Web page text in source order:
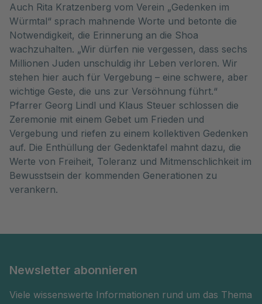
Auch Rita Kratzenberg vom Verein „Gedenken im
Würmtal“ sprach mahnende Worte und betonte die
Notwendigkeit, die Erinnerung an die Shoa
wachzuhalten. „Wir dürfen nie vergessen, dass sechs
Millionen Juden unschuldig ihr Leben verloren. Wir
stehen hier auch für Vergebung – eine schwere, aber
wichtige Geste, die uns zur Versöhnung führt.“
Pfarrer Georg Lindl und Klaus Steuer schlossen die
Zeremonie mit einem Gebet um Frieden und
Vergebung und riefen zu einem kollektiven Gedenken
auf. Die Enthüllung der Gedenktafel mahnt dazu, die
Werte von Freiheit, Toleranz und Mitmenschlichkeit im
Bewusstsein der kommenden Generationen zu
verankern.
Newsletter abonnieren
Viele wissenswerte Informationen rund um das Thema